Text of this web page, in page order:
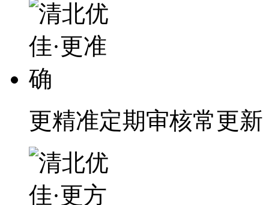
更精准定期审核常更新